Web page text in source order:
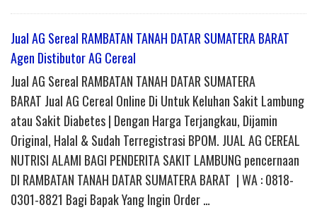
Jual AG Sereal RAMBATAN TANAH DATAR SUMATERA BARAT
Agen Distibutor AG Cereal
Jual AG Sereal RAMBATAN TANAH DATAR SUMATERA
BARAT Jual AG Cereal Online Di Untuk Keluhan Sakit Lambung
atau Sakit Diabetes | Dengan Harga Terjangkau, Dijamin
Original, Halal & Sudah Terregistrasi BPOM. JUAL AG CEREAL
NUTRISI ALAMI BAGI PENDERITA SAKIT LAMBUNG pencernaan
DI RAMBATAN TANAH DATAR SUMATERA BARAT | WA : 0818-
0301-8821 Bagi Bapak Yang Ingin Order …